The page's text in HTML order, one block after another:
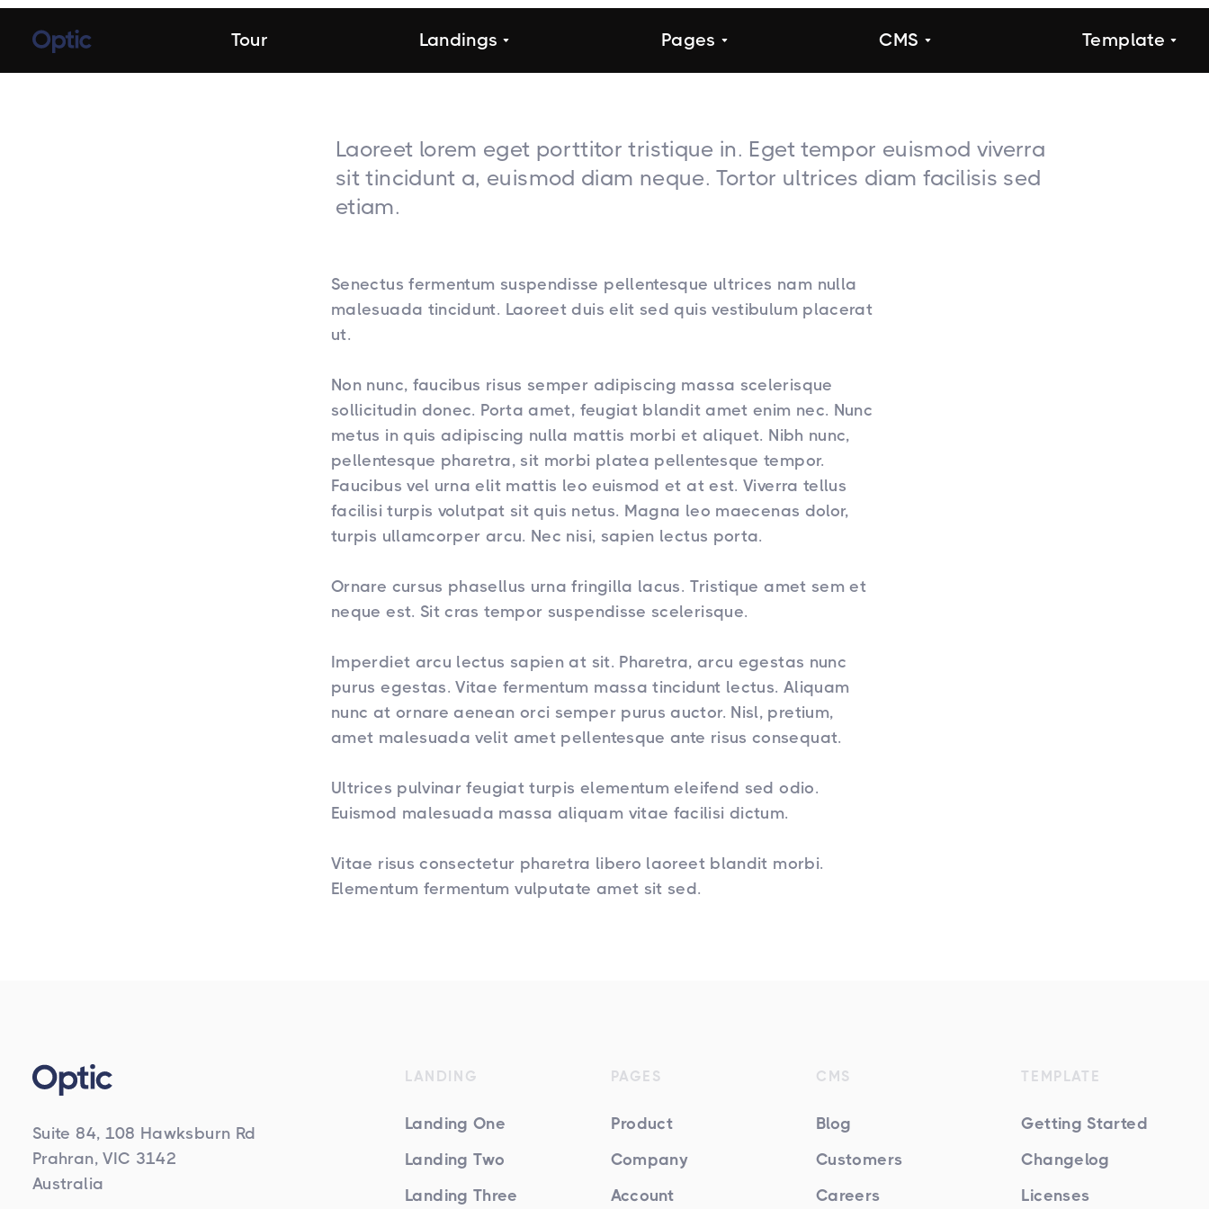
Tour Landings Pages CMS Template
Laoreet lorem eget porttitor tristique in. Eget tempor euismod viverra
sit tincidunt a, euismod diam neque. Tortor ultrices diam facilisis sed
etiam.
Senectus fermentum suspendisse pellentesque ultrices nam nulla
malesuada tincidunt. Laoreet duis elit sed quis vestibulum placerat
ut.
Non nunc, faucibus risus semper adipiscing massa scelerisque
sollicitudin donec. Porta amet, feugiat blandit amet enim nec. Nunc
metus in quis adipiscing nulla mattis morbi et aliquet. Nibh nunc,
pellentesque pharetra, sit morbi platea pellentesque tempor.
Faucibus vel urna elit mattis leo euismod et at est. Viverra tellus
facilisi turpis volutpat sit quis netus. Magna leo maecenas dolor,
turpis ullamcorper arcu. Nec nisi, sapien lectus porta.
Ornare cursus phasellus urna fringilla lacus. Tristique amet sem et
neque est. Sit cras tempor suspendisse scelerisque.
Imperdiet arcu lectus sapien at sit. Pharetra, arcu egestas nunc
purus egestas. Vitae fermentum massa tincidunt lectus. Aliquam
nunc at ornare aenean orci semper purus auctor. Nisl, pretium,
amet malesuada velit amet pellentesque ante risus consequat.
Ultrices pulvinar feugiat turpis elementum eleifend sed odio.
Euismod malesuada massa aliquam vitae facilisi dictum.
Vitae risus consectetur pharetra libero laoreet blandit morbi.
Elementum fermentum vulputate amet sit sed.
Suite 84, 108 Hawksburn Rd
Prahran, VIC 3142
Australia
LANDING
Landing One
Landing Two
Landing Three
PAGES
Product
Company
Account
CMS
Blog
Customers
Careers
TEMPLATE
Getting Started
Changelog
Licenses